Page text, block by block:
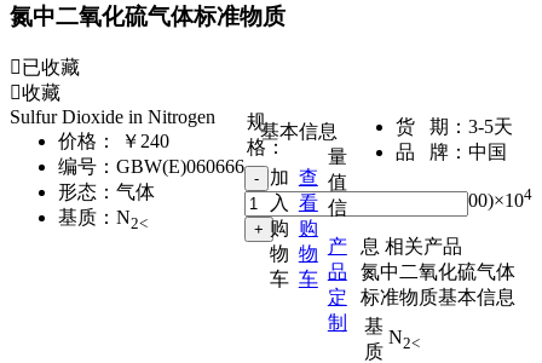
氮中二氧化硫气体标准物质
已收藏
收藏
Sulfur Dioxide in Nitrogen
价格：
￥240
编号： GBW(E)060666
形态： 气体
基质： N2<
货 期： 3-5天
品 牌： 中国
规
格：
(50～500)×104
加
入
购
物
车
查
看
购
物
车
产
品
定
制
基本信息
量
值
信
息 相关产品
氮中二氧化硫气体
标准物质基本信息
基
质
N2<